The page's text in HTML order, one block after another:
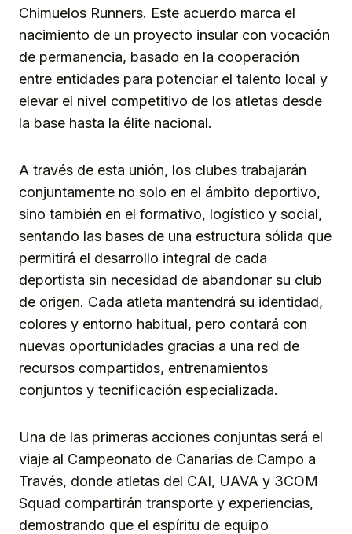
Chimuelos Runners. Este acuerdo marca el
nacimiento de un proyecto insular con vocación
de permanencia, basado en la cooperación
entre entidades para potenciar el talento local y
elevar el nivel competitivo de los atletas desde
la base hasta la élite nacional.
A través de esta unión, los clubes trabajarán
conjuntamente no solo en el ámbito deportivo,
sino también en el formativo, logístico y social,
sentando las bases de una estructura sólida que
permitirá el desarrollo integral de cada
deportista sin necesidad de abandonar su club
de origen. Cada atleta mantendrá su identidad,
colores y entorno habitual, pero contará con
nuevas oportunidades gracias a una red de
recursos compartidos, entrenamientos
conjuntos y tecnificación especializada.
Una de las primeras acciones conjuntas será el
viaje al Campeonato de Canarias de Campo a
Través, donde atletas del CAI, UAVA y 3COM
Squad compartirán transporte y experiencias,
demostrando que el espíritu de equipo